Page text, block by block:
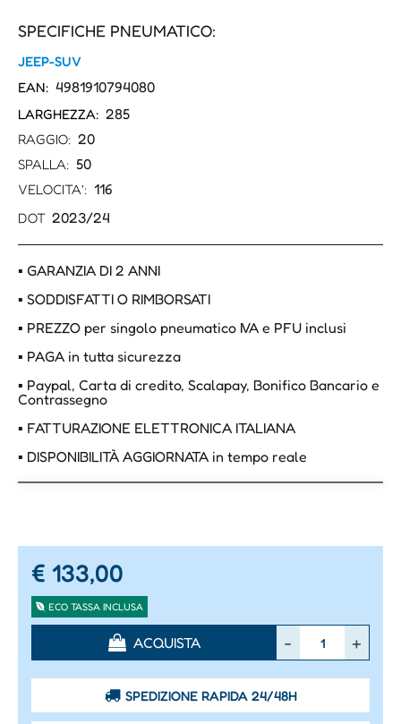
SPECIFICHE PNEUMATICO:
JEEP-SUV
EAN: 4981910794080
LARGHEZZA: 285
RAGGIO: 20
SPALLA: 50
VELOCITA': 116
DOT 2023/24
▪ GARANZIA DI 2 ANNI
▪ SODDISFATTI O RIMBORSATI
▪ PREZZO per singolo pneumatico IVA e PFU inclusi
▪ PAGA in tutta sicurezza
▪ Paypal, Carta di credito, Scalapay, Bonifico Bancario e
Contrassegno
▪ FATTURAZIONE ELETTRONICA ITALIANA
▪ DISPONIBILITÀ AGGIORNATA in tempo reale
€ 133,00
ECO TASSA INCLUSA
ACQUISTA
SPEDIZIONE RAPIDA 24/48H